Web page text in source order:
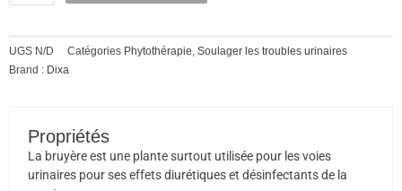
vrac
UGS N/D Catégories Phytothérapie, Soulager les troubles urinaires
Brand : Dixa
Propriétés
La bruyère est une plante surtout utilisée pour les voies
urinaires pour ses effets diurétiques et désinfectants de la